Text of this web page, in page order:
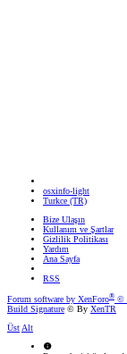
osxinfo-light
Turkce (TR)
Bize Ulaşın
Kullanım ve Şartlar
Gizlilik Politikası
Yardım
Ana Sayfa
RSS
Forum software by XenForo® ©
Build Signature © By XenTR
ÜstAlt